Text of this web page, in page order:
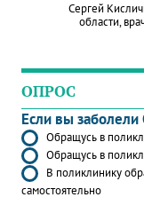
Сергей
области,
ОПРОС
Если вы
Обращусь в
Обращусь в
В поликлинику
самостоятельно